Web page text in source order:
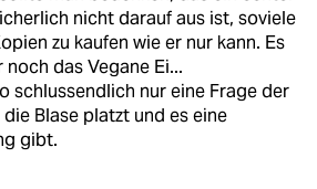
nicht darauf aus ist, soviele
zu kaufen wie er nur kann. Es
noch das Vegane Ei...
schlussendlich nur eine Frage der
Blase platzt und es eine
gibt.